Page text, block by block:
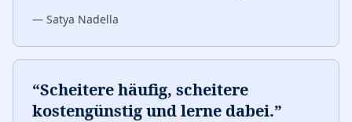
— Satya Nadella
“Scheitere häufig, scheitere
kostengünstig und lerne dabei.”